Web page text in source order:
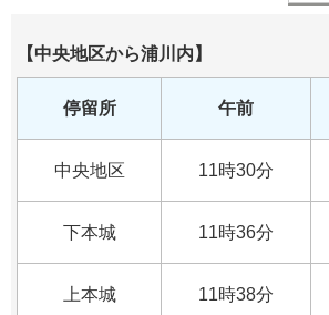
【中央地区から浦川内】
停留所 午前
中央地区 11時30分
下本城 11時36分
上本城 11時38分